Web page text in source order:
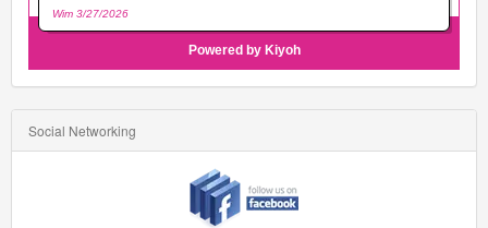
Social Networking